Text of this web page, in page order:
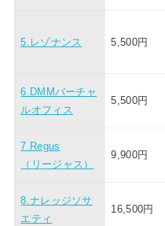
5.レゾナンス 5,500円
6.DMMバーチャ
ルオフィス
5,500円
7.Regus
（リージャス）
9,900円
8.ナレッジソサ
エティ
16,500円